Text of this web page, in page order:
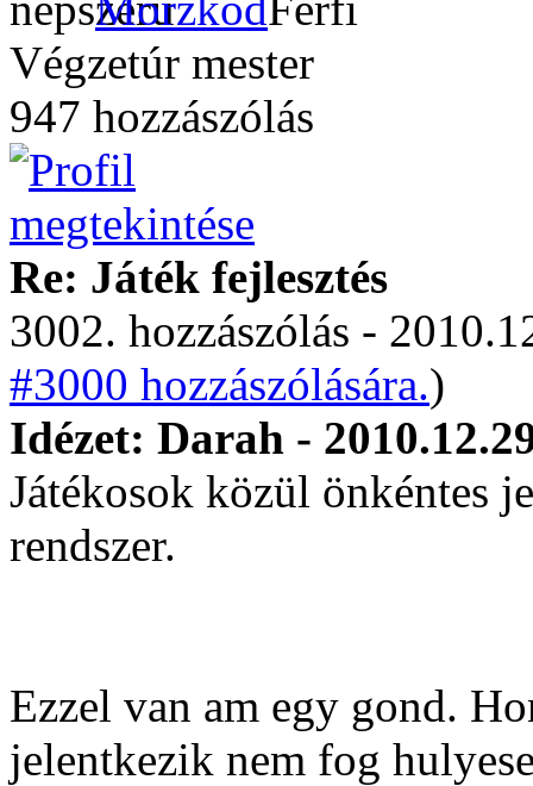
Végzetúr mester
947 hozzászólás
Re: Játék fejlesztés
3002. hozzászólás -
#3000 hozzászólására.)
Idézet: Darah -
Játékosok közül önkéntes
rendszer.
Ezzel van am egy gond.
jelentkezik nem fog